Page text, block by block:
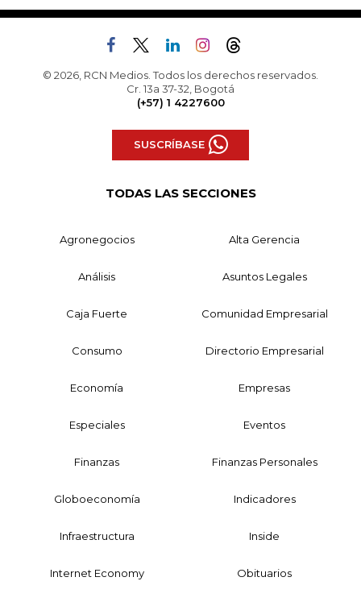
© 2026, RCN Medios. Todos los derechos reservados.
Cr. 13a 37-32, Bogotá
(+57) 1 4227600
SUSCRÍBASE
TODAS LAS SECCIONES
Agronegocios Alta Gerencia
Análisis Asuntos Legales
Caja Fuerte Comunidad Empresarial
Consumo Directorio Empresarial
Economía Empresas
Especiales Eventos
Finanzas Finanzas Personales
Globoeconomía Indicadores
Infraestructura Inside
Internet Economy Obituarios